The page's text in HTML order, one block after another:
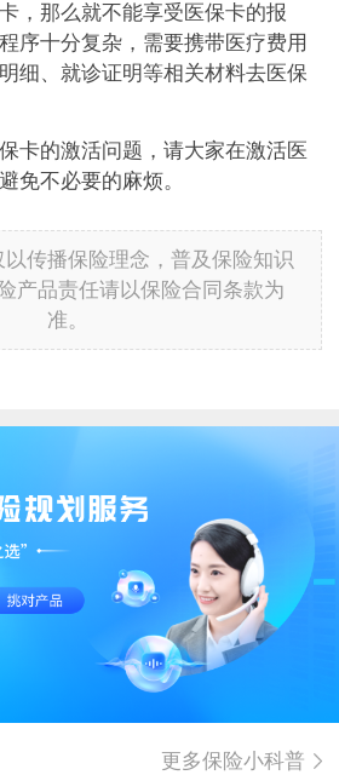
那么就不能享受医保卡的报
序十分复杂，需要携带医疗费用
细、就诊证明等相关材料去医保
的激活问题，请大家在激活医
免不必要的麻烦。
传播保险理念，普及保险知识
产品责任请以保险合同条款为
准。
更多保险小科普